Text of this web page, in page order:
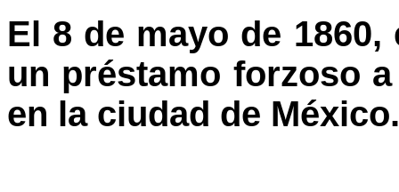
El 8 de mayo de
un préstamo forzoso
en la ciudad de México.